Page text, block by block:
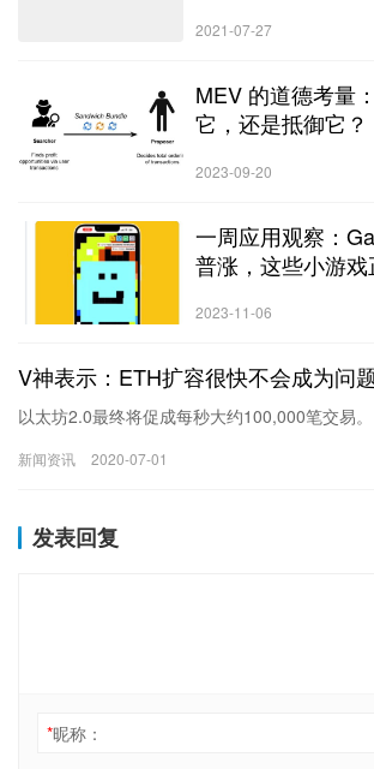
2021-07-27
MEV 的道德考量
它，还是抵御它？
2023-09-20
一周应用观察：
普涨，这些小游
2023-11-06
V神表示：ETH扩容很快不会成为问
以太坊2.0最终将促成每秒大约100,000笔交易。
新闻资讯 2020-07-01
发表回复
*昵称：